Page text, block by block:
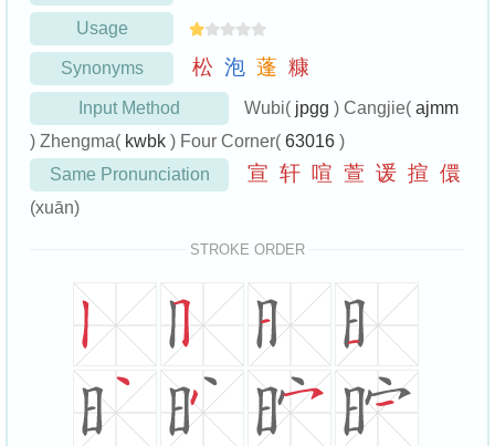
Usage
Synonyms 松 泡 蓬 糠
Input Method Wubi( jpgg ) Cangjie( ajmm
) Zhengma( kwbk ) Four Corner( 63016 )
Same Pronunciation
宣 轩 喧 萱 谖 揎 儇
(xuān)
STROKE ORDER